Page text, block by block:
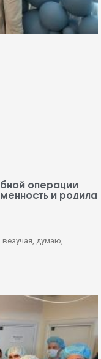
операции
и родила
думаю,